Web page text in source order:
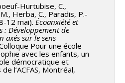
Hurtubise, C.,
Herba, C., Paradis, P.-
12 mai). Écoanxiété et
Développement de
axés sur le sens
Pour une école
avec les enfants, un
démocratique et
l’ACFAS, Montréal,